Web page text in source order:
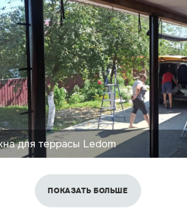
для террасы Ledom
ПОКАЗАТЬ БОЛЬШЕ